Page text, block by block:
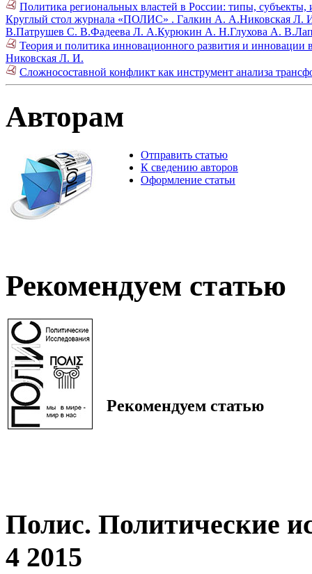
Политика региональных властей в России: типы,
Круглый стол журнала «ПОЛИС» . Галкин А. А.Никовская Л.
В.Патрушев С. В.Фадеева Л. А.Курюкин А. Н.Глухова А. В.
Теория и политика инновационного развития и инновации
Никовская Л. И.
Сложносоставной конфликт как инструмент анализа
Авторам
Отправить статью
К сведению авторов
Оформление статьи
Рекомендуем статью
Рекомендуем статью
Полис. Политические
4 2015